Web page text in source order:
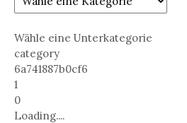
Wähle eine Unterkategorie
category
6a741887b0cf6
1
0
Loading....